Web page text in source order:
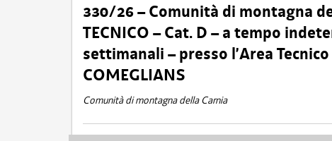
330/26 – Comunità di montagna
TECNICO – Cat. D – a tempo
settimanali – presso l’Area
COMEGLIANS
Comunità di montagna della Carnia